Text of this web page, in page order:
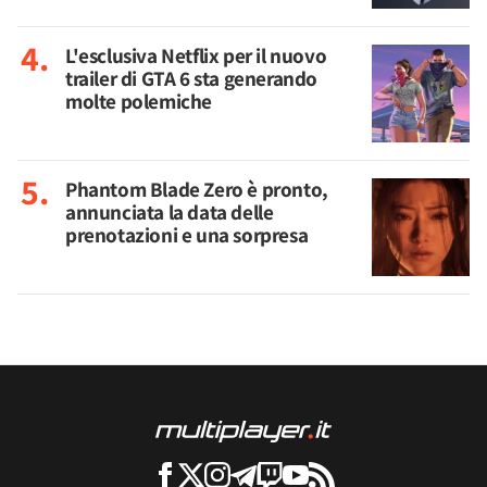
L'esclusiva Netflix per il nuovo
trailer di GTA 6 sta generando
molte polemiche
Phantom Blade Zero è pronto,
annunciata la data delle
prenotazioni e una sorpresa